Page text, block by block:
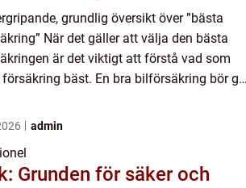
grundlig översikt över ”bästa
När det gäller att välja den bästa
är det viktigt att förstå vad som
försäkring bäst. En bra bilförsäkring bör ge
admin
Grunden för säker och